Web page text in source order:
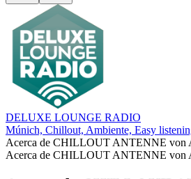
DELUXE LOUNGE RADIO
Múnich, Chillout, Ambiente, Easy
Acerca de CHILLOUT ANTENNE
Acerca de CHILLOUT ANTENNE